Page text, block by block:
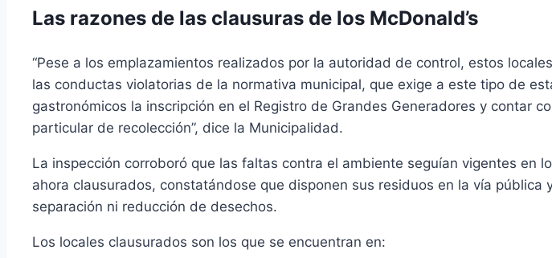
Las razones de las clausuras de los McDonald’s
“Pese a los emplazamientos realizados por la autoridad de control, estos
las conductas violatorias de la normativa municipal, que exige a este tipo de
gastronómicos la inscripción en el Registro de Grandes Generadores y contar
particular de recolección”, dice la Municipalidad.
La inspección corroboró que las faltas contra el ambiente seguían vigentes en
ahora clausurados, constatándose que disponen sus residuos en la vía pública
separación ni reducción de desechos.
Los locales clausurados son los que se encuentran en: